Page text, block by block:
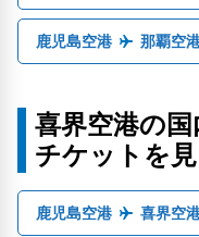
鹿児島空港 那覇空
喜界空港の
チケットを
鹿児島空港 喜界空